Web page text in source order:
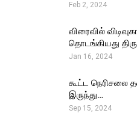
Feb 2, 2024
விரைவில்
தொடங்கியது
Jan 16, 2024
கூட்ட நெரிசலை
இருந்து…
Sep 15, 2024